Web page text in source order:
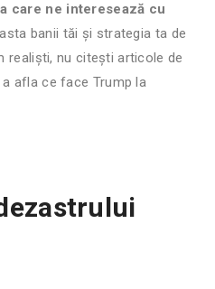
care ne interesează cu
banii tăi și strategia ta de
realiști, nu citești articole de
afla ce face Trump la